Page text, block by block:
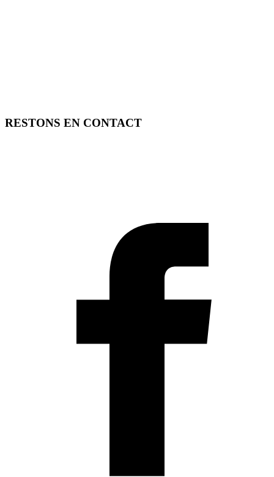
RESTONS EN CONTACT